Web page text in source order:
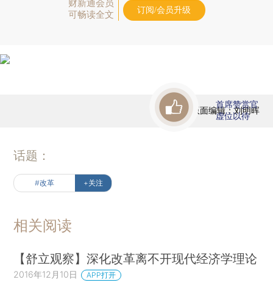
财新通会员
可畅读全文
订阅/会员升级
版面编辑：刘明晖
首席赞赏官
虚位以待
话题：
#改革 +关注
相关阅读
【舒立观察】深化改革离不开现代经济学理论
2016年12月10日 APP打开